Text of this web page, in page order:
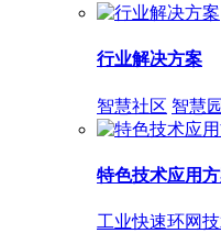
行业解决方案
智慧社区 智慧
特色技术应用
工业快速环网